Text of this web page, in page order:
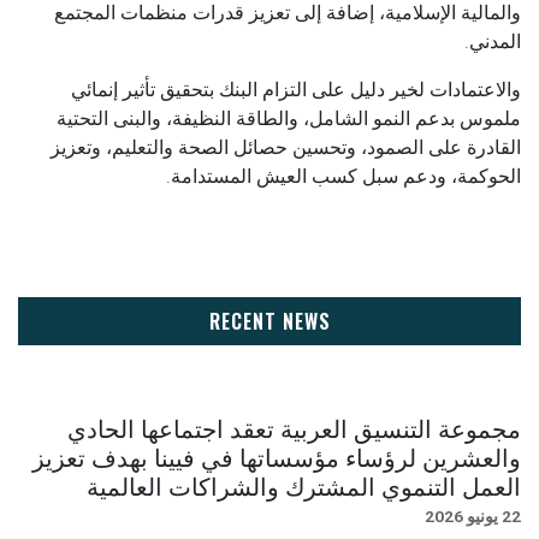
والمالية الإسلامية، إضافة إلى تعزيز قدرات منظمات المجتمع
المدني.
والاعتمادات لخير دليل على التزام البنك بتحقيق تأثير إنمائي
ملموس بدعم النمو الشامل، والطاقة النظيفة، والبنى التحتية
القادرة على الصمود، وتحسين حصائل الصحة والتعليم، وتعزيز
الحوكمة، ودعم سبل كسب العيش المستدامة.
RECENT NEWS
مجموعة التنسيق العربية تعقد اجتماعها الحادي
والعشرين لرؤساء مؤسساتها في فيينا بهدف تعزيز
العمل التنموي المشترك والشراكات العالمية
22 يونيو 2026